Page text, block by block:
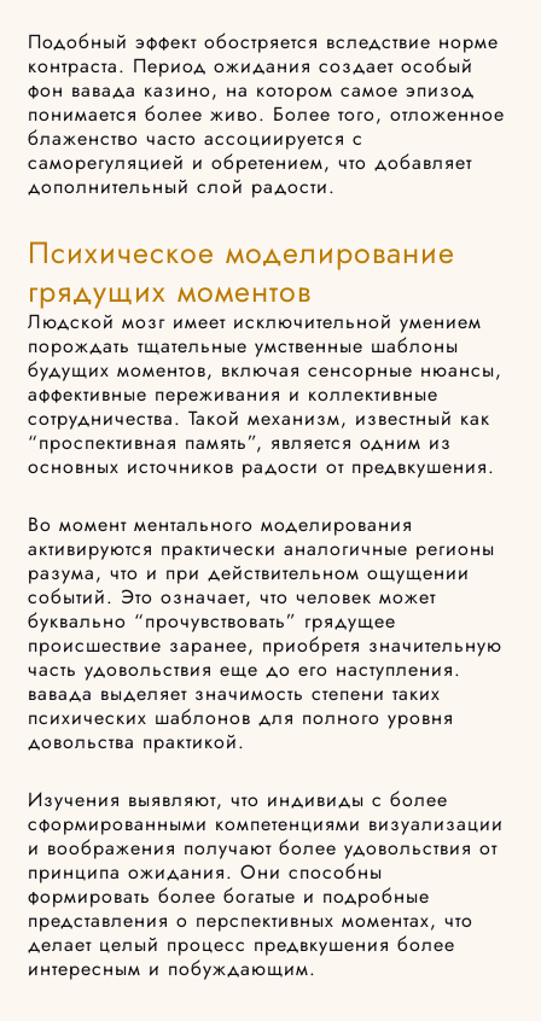
Подобный эффект обостряется вследствие норме
контраста. Период ожидания создает особый
фон вавада казино, на котором самое эпизод
понимается более живо. Более того, отложенное
блаженство часто ассоциируется с
саморегуляцией и обретением, что добавляет
дополнительный слой радости.
Психическое моделирование
грядущих моментов
Людской мозг имеет исключительной умением
порождать тщательные умственные шаблоны
будущих моментов, включая сенсорные нюансы,
аффективные переживания и коллективные
сотрудничества. Такой механизм, известный как
“проспективная память”, является одним из
основных источников радости от предвкушения.
Во момент ментального моделирования
активируются практически аналогичные регионы
разума, что и при действительном ощущении
событий. Это означает, что человек может
буквально “прочувствовать” грядущее
происшествие заранее, приобретя значительную
часть удовольствия еще до его наступления.
вавада выделяет значимость степени таких
психических шаблонов для полного уровня
довольства практикой.
Изучения выявляют, что индивиды с более
сформированными компетенциями визуализации
и воображения получают более удовольствия от
принципа ожидания. Они способны
формировать более богатые и подробные
представления о перспективных моментах, что
делает целый процесс предвкушения более
интересным и побуждающим.